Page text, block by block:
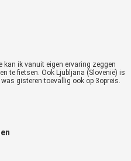
kan ik vanuit eigen ervaring zeggen
te fietsen. Ook Ljubljana (Slovenië) is
gisteren toevallig ook op 3opreis.